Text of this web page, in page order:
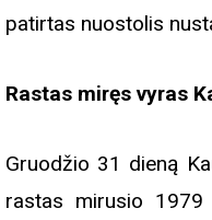
patirtas nuostolis
Rastas miręs vyras
Gruodžio 31 dieną
rastas mirusio